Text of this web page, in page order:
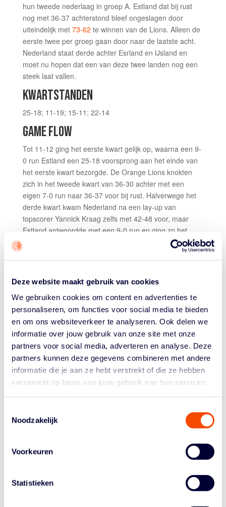
Deze website maakt gebruik van cookies
We gebruiken cookies om content en advertenties te
personaliseren, om functies voor social media te bieden
en om ons websiteverkeer te analyseren. Ook delen we
informatie over jouw gebruik van onze site met onze
partners voor social media, adverteren en analyse. Deze
partners kunnen deze gegevens combineren met andere
informatie die je aan ze hebt verstrekt of die ze hebben
verzameld op basis van jouw gebruik van hun services.
Noodzakelijk
Voorkeuren
Statistieken
hun tweede nederlaag in groep A. Estland dat bij rust
nog met 36-37 achterstond bleef ongeslagen door
uiteindelijk met 73-62 te winnen van de Lions. Alleen de
eerste twee per groep gaan door naar de laatste acht.
Nederland staat derde achter Esrland en IJsland en
moet nu hopen dat een van deze twee landen nog een
steek laat vallen.
KWARTSTANDEN
25-18; 11-19; 15-11; 22-14
GAME FLOW
Tot 11-12 ging het eerste kwart gelijk op, waarna een 9-
0 run Estland een 25-18 voorsprong aan het einde van
het eerste kwart bezorgde. De Orange Lions knokten
zich in het tweede kwart van 36-30 achter met een
eigen 7-0 run naar 36-37 voor bij rust. Halverwege het
derde kwart kwam Nederland na een lay-up van
topscorer Yannick Kraag zelfs met 42-48 voor, maar
Estland antwoordde met een 9-0 run en ging zo het
laatste kwart in met een 51-48 voorsprong. De Esten
roken bloed en na twee raken vrije worpen van Joonas
brachten ze bij 66-51 het verschil op 15 punten. Het
definitieve gat was geslagen. De Lions kwamen in de
laatste zes minuten nooit meer echt dichterbij en
verloren uiteindelijk met 11 verschil: 73-62.
STATS DON'T LIE
De Nederlandse driepunter liet het met 3 op 16 danig
afweten in deze wedstrijd. Reboundend waren de Esten
beter (40 om 32) en de 10 second change points uit de
9 aanvallende rebounds deden een flinke duit in het
zakje van de Oost-Europese opponent. Zoals eerder
Esten met 19 punten en zo'n aanvallende impuls kon
bondscoach Peter van Noord bij zijn wissels niet vinden.
TOPSCORERS
assists; Johannes Kirsipuu 17 punten, 6 rebounds, 4